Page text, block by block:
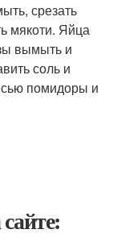
срезать
мякоти. Яйца
вымыть и
соль и
помидоры и